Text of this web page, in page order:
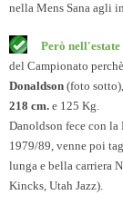
nella Mens Sana agli
Però nell'estate
del Campionato
Donaldson (foto
218 cm. e 125 Kg.
Danoldson fece con
1979/89, venne poi
lunga e bella carriera
Kincks, Utah Jazz).